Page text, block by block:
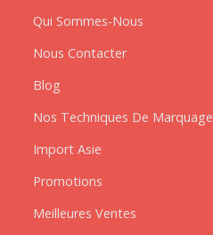
Qui Sommes-Nous
Nous Contacter
Blog
Nos Techniques De Marquage
Import Asie
Promotions
Meilleures Ventes